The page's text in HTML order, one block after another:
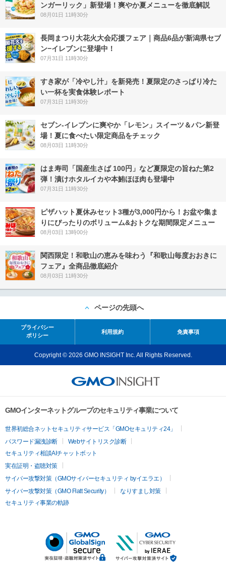
ンガーリック」新登場！爽やか夏メニューを徹底解説
08月01日 11時30分
長岡まつり大花火大会応援フェア｜商品6品が新潟県セブ
ン−イレブンに登場中！
07月31日 11時30分
すき家が「冷やし汁」を新発売！夏限定のさっぱり冷た
い一杯を実食体験レポート
07月31日 11時30分
セブン‐イレブンに爽やか「レモン」スイーツ＆パン新登
場！夏に食べたい限定商品をチェック
08月03日 11時30分
はま寿司「国産生さば 100円」など夏限定の旨ねた第2
弾！漬けホタルイカや本鮪ほほ肉も登場中
07月31日 11時30分
ピザハット夏休みセット3種が3,000円から！お盆や集ま
りにぴったりのボリューム&おトクな期間限定メニュー
08月03日 13時00分
関西限定！和歌山の恵みを味わう『和歌山毎度おおきに
フェア』全商品徹底紹介
08月03日 11時30分
ページの先頭へ
プライバシー
ポリシー
利用規約 免責事項
Copyright © 2026 GMO INSIGHT Inc. All Rights Reserved.
GMOインターネットグループのセキュリティ事業について
世界初総合ネットセキュリティサービス「GMOセキュリティ24」
パスワード漏洩診断
Webサイトリスク診断
セキュリティ相談AIチャットボット
実在証明・盗聴対策
サイバー攻撃対策（GMOサイバーセキュリティ byイエラエ）
サイバー攻撃対策（GMO Flatt Security）
なりすまし対策
セキュリティ事業の軌跡